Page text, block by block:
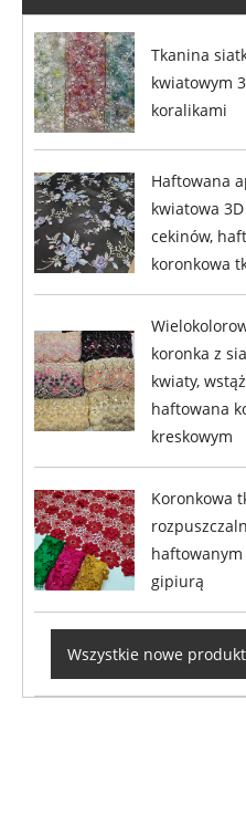
Tkanina
kwiatowym
koralikami
Haftowana
kwiatowa
cekinów,
koronkowa
koronka z
kwiaty,
haftowana
kreskowym
Koronkowa
gipiurą
Wszystkie nowe